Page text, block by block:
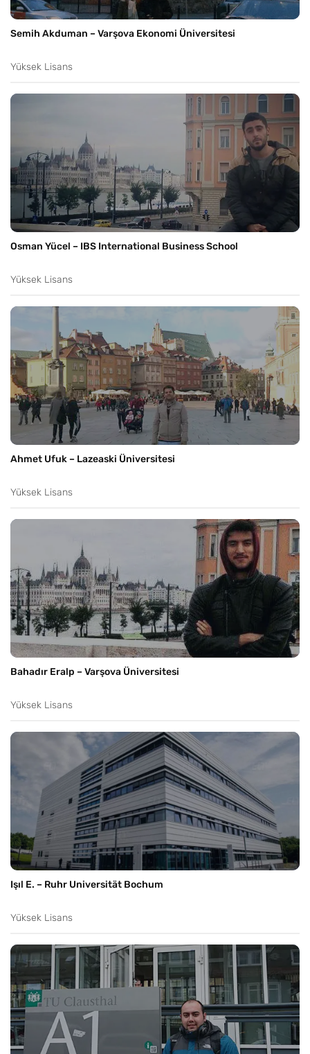
Semih Akduman – Varşova Ekonomi Üniversitesi
Yüksek Lisans
Osman Yücel – IBS International Business School
Yüksek Lisans
Ahmet Ufuk – Lazeaski Üniversitesi
Yüksek Lisans
Bahadır Eralp – Varşova Üniversitesi
Yüksek Lisans
Işıl E. – Ruhr Universität Bochum
Yüksek Lisans